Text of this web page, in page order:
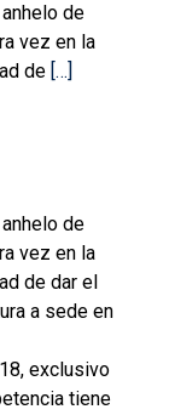
de
vez en la
de […]
de
vez en la
de dar el
a sede en
exclusivo
tiene